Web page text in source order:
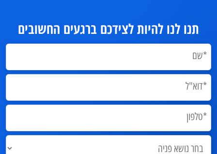
תנו לנו להיות לצידכם ברגעים החשובים